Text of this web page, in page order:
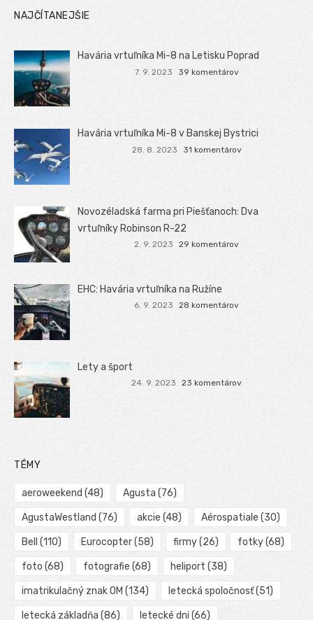
NAJČÍTANEJŠIE
Havária vrtuľníka Mi-8 na Letisku Poprad
7. 9. 2023 39 komentárov
Havária vrtuľníka Mi-8 v Banskej Bystrici
28. 8. 2023 31 komentárov
Novozéladská farma pri Piešťanoch: Dva
vrtuľníky Robinson R-22
2. 9. 2023 29 komentárov
EHC: Havária vrtuľníka na Ružíne
6. 9. 2023 28 komentárov
Lety a šport
24. 9. 2023 23 komentárov
TÉMY
aeroweekend (48) Agusta (76)
AgustaWestland (76) akcie (48) Aérospatiale (30)
Bell (110) Eurocopter(58) firmy(26) fotky(68)
foto (68) fotografie (68) heliport (38)
imatrikulačný znak OM (134) letecká spoločnosť(51)
letecká základňa (86) letecké dni (66)